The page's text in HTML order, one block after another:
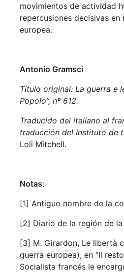
movimientos de actividad
repercusiones decisivas
europea.
Antonio Gramsci
Título original: La guerra e
Popolo”, nº 612.
Traducido del italiano al
traducción del Instituto de
Loli Mitchell.
Notas:
[1] Antiguo nombre de la
[2] Diario de la región de la
[3] M. Girardon, Le libertà
guerra europea), en “Il
Socialista francés le